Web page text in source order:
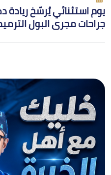
يوم استثنائي يُرسّخ
جراحات مجرى البول